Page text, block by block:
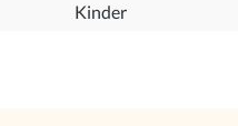
Kinder